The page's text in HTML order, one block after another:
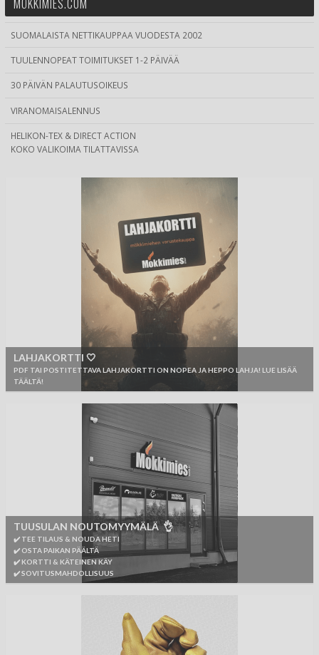
MÖKKIMIES.COM
SUOMALAISTA NETTIKAUPPAA VUODESTA 2002
TUULENNOPEAT TOIMITUKSET 1-2 PÄIVÄÄ
30 PÄIVÄN PALAUTUSOIKEUS
VIRANOMAISALENNUS
HELIKON-TEX & DIRECT ACTION
KOKO VALIKOIMA TILATTAVISSA
LAHJAKORTTI 🤍
PDF TAI POSTITETTAVA LAHJAKORTTI ON NOPEA JA HEPPO LAHJA! LUE LISÄÄ
TÄÄLTÄ!
TUUSULAN NOUTOMYYMÄLÄ 👌
✔️ TEE TILAUS & NOUDA HETI
✔️ OSTA PAIKAN PÄÄLTÄ
✔️ KORTTI & KÄTEINEN KÄY
✔️ SOVITUSMAHDOLLISUUS